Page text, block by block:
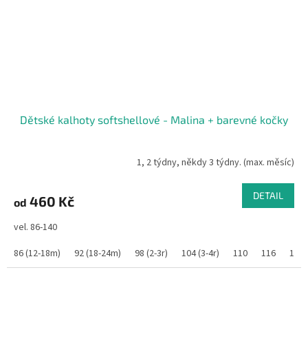
Dětské kalhoty softshellové - Malina + barevné kočky
1, 2 týdny, někdy 3 týdny. (max. měsíc)
od 460 Kč DETAIL
vel. 86-140
86 (12-18m)
92 (18-24m) 98 (2-3r) 104 (3-4r) 110 116 122